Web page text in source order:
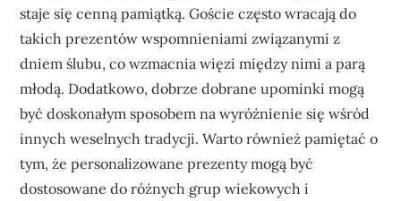
staje się cenną pamiątką. Goście często wracają do
takich prezentów wspomnieniami związanymi z
dniem ślubu, co wzmacnia więzi między nimi a parą
młodą. Dodatkowo, dobrze dobrane upominki mogą
być doskonałym sposobem na wyróżnienie się wśród
innych weselnych tradycji. Warto również pamiętać o
tym, że personalizowane prezenty mogą być
dostosowane do różnych grup wiekowych i